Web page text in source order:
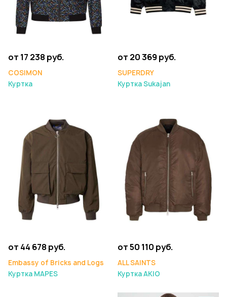
от 17 238 руб.
COSIMON
Куртка
от 20 369 руб.
SUPERDRY
Куртка Sukajan
от 44 678 руб.
Embassy of Bricks and Logs
Куртка MAPES
от 50 110 руб.
ALL SAINTS
Куртка AKIO